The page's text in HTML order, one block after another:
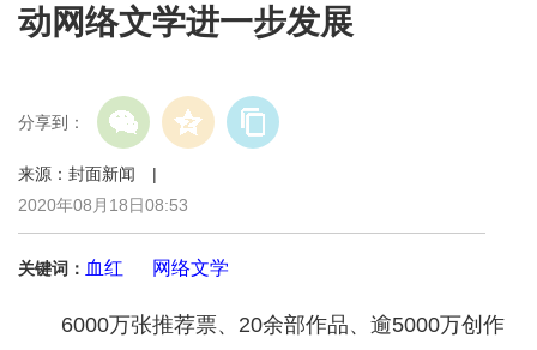
动网络文学进一步发展
分享到：
来源：封面新闻 |
2020年08月18日08:53
关键词： 血红 网络文学
6000万张推荐票、20余部作品、逾5000万创作